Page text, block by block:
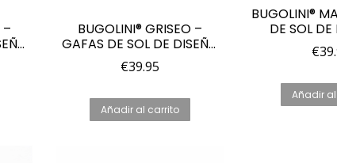
–
–
BUGOLINI® GRISEO –
GAFAS DE SOL DE DISEÑO
PARA HOMBRE – UV400 –
MARRÓN – OJOS VISIBLE
€39.95
Añadir al carrito
BUGOLINI®
DE SOL
€
Añadir